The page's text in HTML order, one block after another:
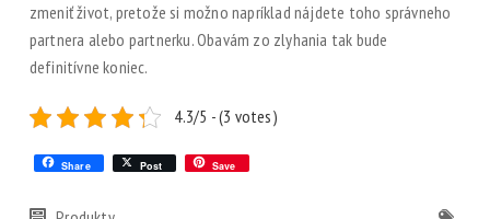
zmeniť život, pretože si možno napríklad nájdete toho správneho
partnera alebo partnerku. Obavám zo zlyhania tak bude
definitívne koniec.
4.3/5 - (3 votes)
Share Post Save